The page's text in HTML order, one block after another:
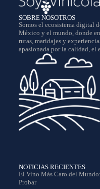
SOBRE NOSOTROS
Somos el ecosistema digital
México y el mundo, donde
rutas, maridajes y
apasionada por la calidad, el
NOTICIAS RECIENTES
El Vino Más Caro del
Probar